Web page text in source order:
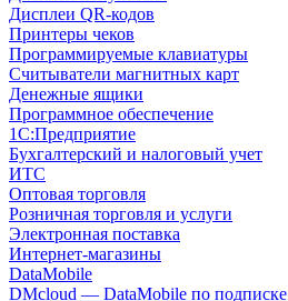
Дисплеи QR-кодов
Принтеры чеков
Программируемые клавиатуры
Считыватели магнитных карт
Денежные ящики
Программное обеспечение
1С:Предприятие
Бухгалтерский и налоговый учет
ИТС
Оптовая торговля
Розничная торговля и услуги
Электронная поставка
Интернет-магазины
DataMobile
DMcloud — DataMobile по подписке